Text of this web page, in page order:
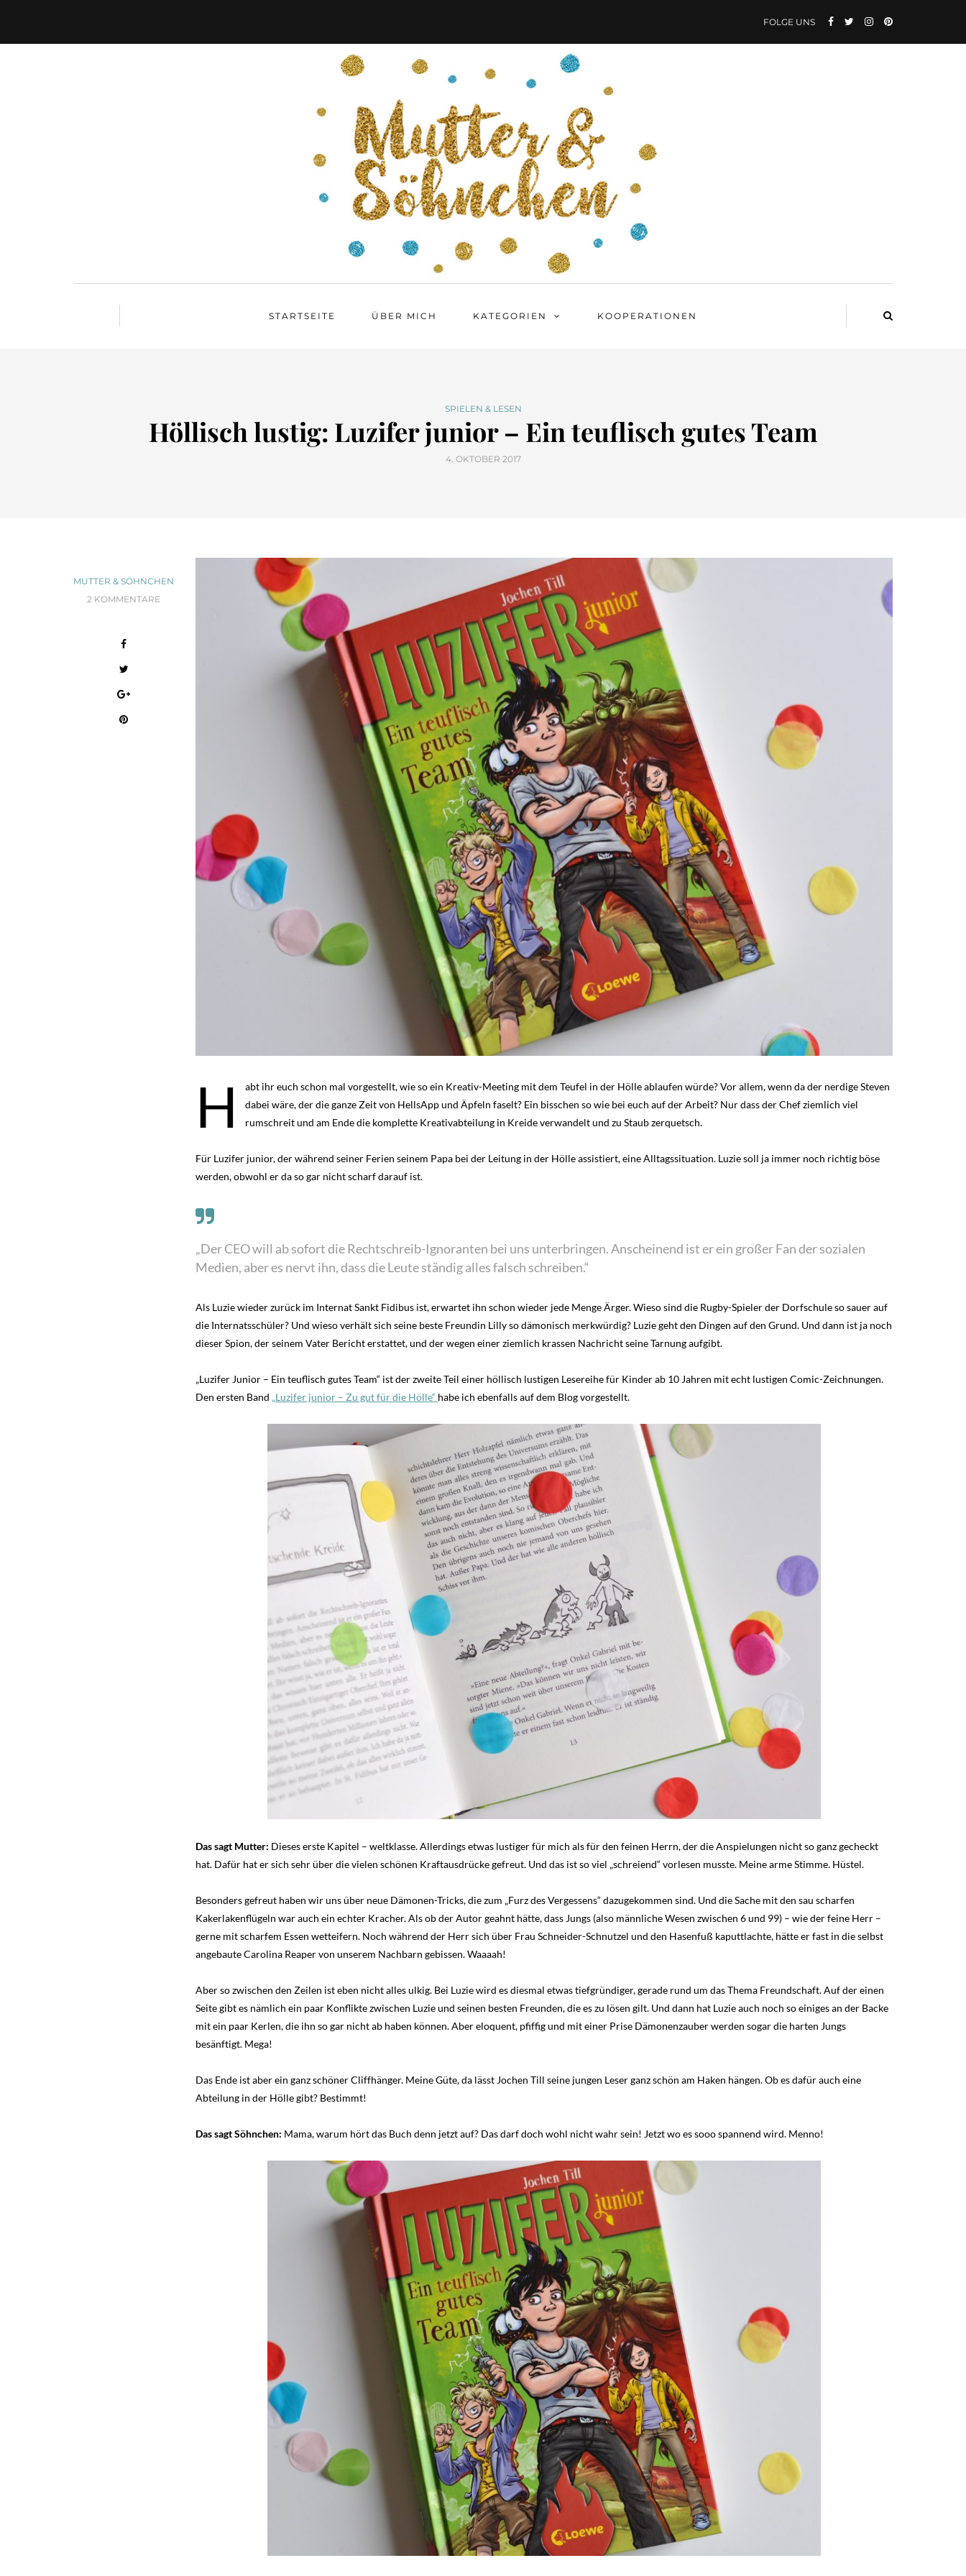
FOLGE UNS
STARTSEITE ÜBER MICH KATEGORIEN KOOPERATIONEN
SPIELEN & LESEN
Höllisch lustig: Luzifer junior – Ein teuflisch gutes Team
4. OKTOBER 2017
MUTTER & SÖHNCHEN
2 KOMMENTARE
H
abt ihr euch schon mal vorgestellt, wie so ein Kreativ-Meeting mit dem Teufel in der Hölle ablaufen würde? Vor allem, wenn da der nerdige Steven
dabei wäre, der die ganze Zeit von HellsApp und Äpfeln faselt? Ein bisschen so wie bei euch auf der Arbeit? Nur dass der Chef ziemlich viel
rumschreit und am Ende die komplette Kreativabteilung in Kreide verwandelt und zu Staub zerquetsch.
Für Luzifer junior, der während seiner Ferien seinem Papa bei der Leitung in der Hölle assistiert, eine Alltagssituation. Luzie soll ja immer noch richtig böse
werden, obwohl er da so gar nicht scharf darauf ist.
„Der CEO will ab sofort die Rechtschreib-Ignoranten bei uns unterbringen. Anscheinend ist er ein großer Fan der sozialen
Medien, aber es nervt ihn, dass die Leute ständig alles falsch schreiben.“
Als Luzie wieder zurück im Internat Sankt Fidibus ist, erwartet ihn schon wieder jede Menge Ärger. Wieso sind die Rugby-Spieler der Dorfschule so sauer auf
die Internatsschüler? Und wieso verhält sich seine beste Freundin Lilly so dämonisch merkwürdig? Luzie geht den Dingen auf den Grund. Und dann ist ja noch
dieser Spion, der seinem Vater Bericht erstattet, und der wegen einer ziemlich krassen Nachricht seine Tarnung aufgibt.
„Luzifer Junior – Ein teuflisch gutes Team“ ist der zweite Teil einer höllisch lustigen Lesereihe für Kinder ab 10 Jahren mit echt lustigen Comic-Zeichnungen.
Den ersten Band „Luzifer junior – Zu gut für die Hölle“ habe ich ebenfalls auf dem Blog vorgestellt.
Das sagt Mutter: Dieses erste Kapitel – weltklasse. Allerdings etwas lustiger für mich als für den feinen Herrn, der die Anspielungen nicht so ganz gecheckt
hat. Dafür hat er sich sehr über die vielen schönen Kraftausdrücke gefreut. Und das ist so viel „schreiend“ vorlesen musste. Meine arme Stimme. Hüstel.
Besonders gefreut haben wir uns über neue Dämonen-Tricks, die zum „Furz des Vergessens“ dazugekommen sind. Und die Sache mit den sau scharfen
Kakerlakenflügeln war auch ein echter Kracher. Als ob der Autor geahnt hätte, dass Jungs (also männliche Wesen zwischen 6 und 99) – wie der feine Herr –
gerne mit scharfem Essen wetteifern. Noch während der Herr sich über Frau Schneider-Schnutzel und den Hasenfuß kaputtlachte, hätte er fast in die selbst
angebaute Carolina Reaper von unserem Nachbarn gebissen. Waaaah!
Aber so zwischen den Zeilen ist eben nicht alles ulkig. Bei Luzie wird es diesmal etwas tiefgründiger, gerade rund um das Thema Freundschaft. Auf der einen
Seite gibt es nämlich ein paar Konflikte zwischen Luzie und seinen besten Freunden, die es zu lösen gilt. Und dann hat Luzie auch noch so einiges an der Backe
mit ein paar Kerlen, die ihn so gar nicht ab haben können. Aber eloquent, pfiffig und mit einer Prise Dämonenzauber werden sogar die harten Jungs
besänftigt. Mega!
Das Ende ist aber ein ganz schöner Cliffhänger. Meine Güte, da lässt Jochen Till seine jungen Leser ganz schön am Haken hängen. Ob es dafür auch eine
Abteilung in der Hölle gibt? Bestimmt!
Das sagt Söhnchen: Mama, warum hört das Buch denn jetzt auf? Das darf doch wohl nicht wahr sein! Jetzt wo es sooo spannend wird. Menno!